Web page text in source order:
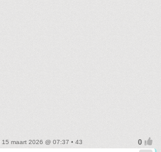
15 maart 2026 @ 07:37 • 43